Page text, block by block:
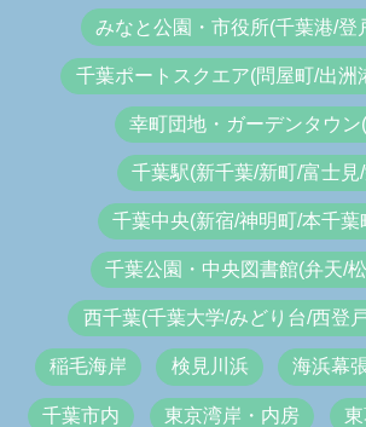
みなと公園・市役所(千葉港/登
千葉ポートスクエア(問屋町/出洲
幸町団地・ガーデンタウン
千葉駅(新千葉/新町/富士見
千葉中央(新宿/神明町/本千葉
千葉公園・中央図書館(弁天/
西千葉(千葉大学/みどり台/西登
稲毛海岸 検見川浜 海浜幕
千葉市内 東京湾岸・内房 東